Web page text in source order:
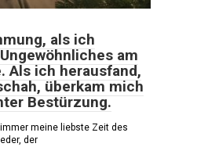
als ich
am
Als ich herausfand,
überkam mich
Bestürzung.
meine liebste Zeit des
der